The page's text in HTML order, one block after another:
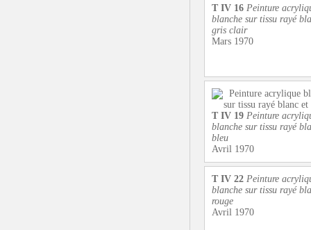
T IV 16 Peinture
blanche sur tissu rayé
gris clair
Mars 1970
T IV 19 Peinture
blanche sur tissu rayé
bleu
Avril 1970
T IV 22 Peinture
blanche sur tissu rayé
rouge
Avril 1970